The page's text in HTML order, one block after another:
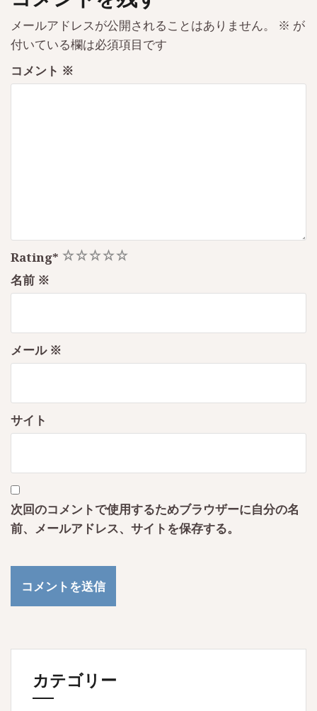
メールアドレスが公開されることはありません。 ※ が
付いている欄は必須項目です
コメント ※
Rating* 5
4
3
2
1
名前 ※
メール ※
サイト
次回のコメントで使用するためブラウザーに自分の名
前、メールアドレス、サイトを保存する。
カテゴリー